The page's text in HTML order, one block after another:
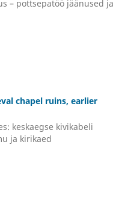
– pottsepatöö jäänused ja
chapel ruins, earlier
keskaegse kivikabeli
ja kirikaed